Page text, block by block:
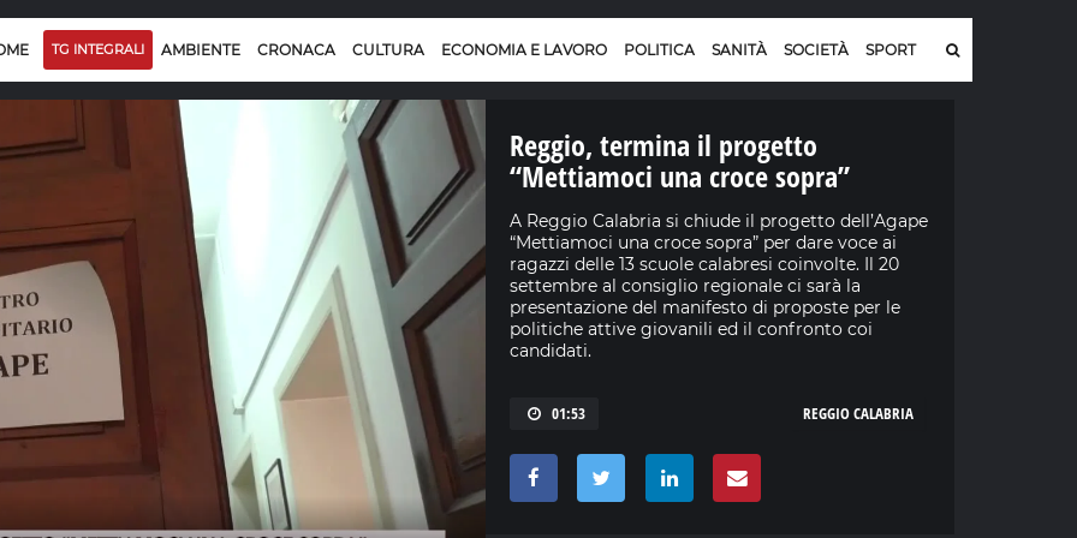
TG INTEGRALI AMBIENTE CRONACA CULTURA ECONOMIA E LAVORO POLITICA SANITÀ SOCIETÀ SPORT
Reggio, termina il progetto
“Mettiamoci una croce sopra”
A Reggio Calabria si chiude il progetto dell’Agape
“Mettiamoci una croce sopra” per dare voce ai
ragazzi delle 13 scuole calabresi coinvolte. Il 20
settembre al consiglio regionale ci sarà la
presentazione del manifesto di proposte per le
politiche attive giovanili ed il confronto coi
candidati.
01:53 REGGIO CALABRIA